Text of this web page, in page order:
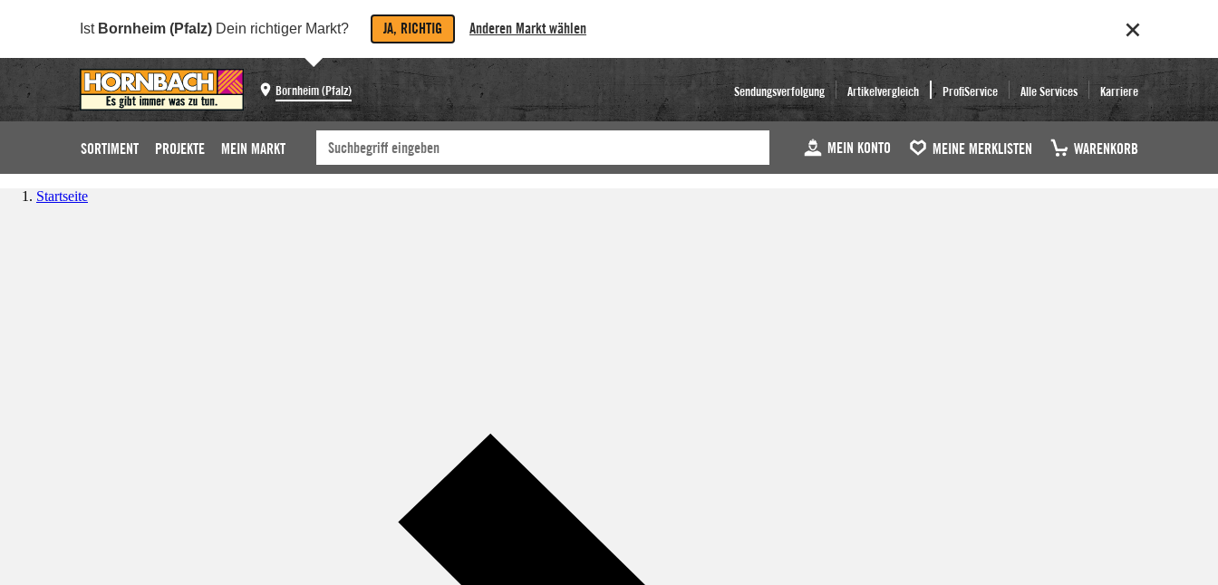
Ist Bornheim (Pfalz) Dein richtiger Markt? JA, RICHTIG Anderen Markt wählen
Bornheim (Pfalz) Sendungsverfolgung Artikelvergleich ProfiService Alle Services Karriere
SORTIMENT PROJEKTE MEIN MARKT MEIN KONTO MEINE MERKLISTEN WARENKORB
Startseite